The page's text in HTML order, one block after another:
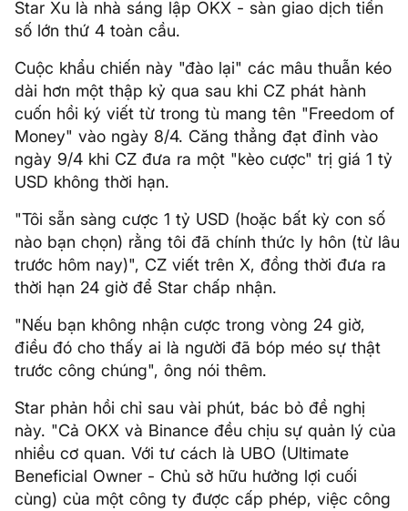
Star Xu là nhà sáng lập OKX - sàn giao dịch tiền
số lớn thứ 4 toàn cầu.
Cuộc khẩu chiến này "đào lại" các mâu thuẫn kéo
dài hơn một thập kỷ qua sau khi CZ phát hành
cuốn hồi ký viết từ trong tù mang tên "Freedom of
Money" vào ngày 8/4. Căng thẳng đạt đỉnh vào
ngày 9/4 khi CZ đưa ra một "kèo cược" trị giá 1 tỷ
USD không thời hạn.
"Tôi sẵn sàng cược 1 tỷ USD (hoặc bất kỳ con số
nào bạn chọn) rằng tôi đã chính thức ly hôn (từ lâu
trước hôm nay)", CZ viết trên X, đồng thời đưa ra
thời hạn 24 giờ để Star chấp nhận.
"Nếu bạn không nhận cược trong vòng 24 giờ,
điều đó cho thấy ai là người đã bóp méo sự thật
trước công chúng", ông nói thêm.
Star phản hồi chỉ sau vài phút, bác bỏ đề nghị
này. "Cả OKX và Binance đều chịu sự quản lý của
nhiều cơ quan. Với tư cách là UBO (Ultimate
Beneficial Owner - Chủ sở hữu hưởng lợi cuối
cùng) của một công ty được cấp phép, việc công